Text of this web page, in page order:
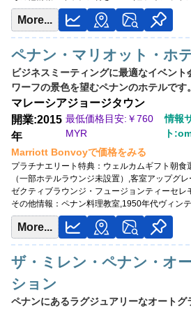
More...
ペナン・マリオット・ホ
ビジネスミーティングに最適なイベント
ワーフの景色を望むペナンのホテルです。
マレーシアジョージタウン
開業:2015
年
最低価格目安:￥760
MYR
情報
ト
Marriott Bonvoyで価格をみる
プラチナエリート特典： ウェルカムギフト朝食
（一部ホテルラウンジ未設置）,客室アップグ
ゼクティブラウンジ・フュージョンティーセレ
その他情報： ペナン料理教室,1950年代ヴィン
More...
ザ・ミレン・ペナン・オ
ション
ペナンにあるラグジュアリーなオート